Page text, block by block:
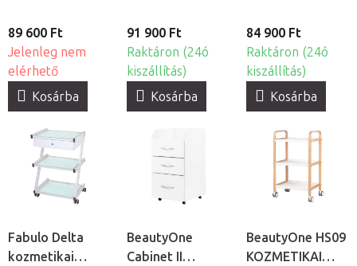
89 600 Ft
Jelenleg nem
elérhető
Kosárba
91 900 Ft
Raktáron (24ó
kiszállítás)
Kosárba
84 900 Ft
Raktáron (24ó
kiszállítás)
Kosárba
Fabulo Delta
kozmetikai
BeautyOne
Cabinet II
BeautyOne HS09
KOZMETIKAI